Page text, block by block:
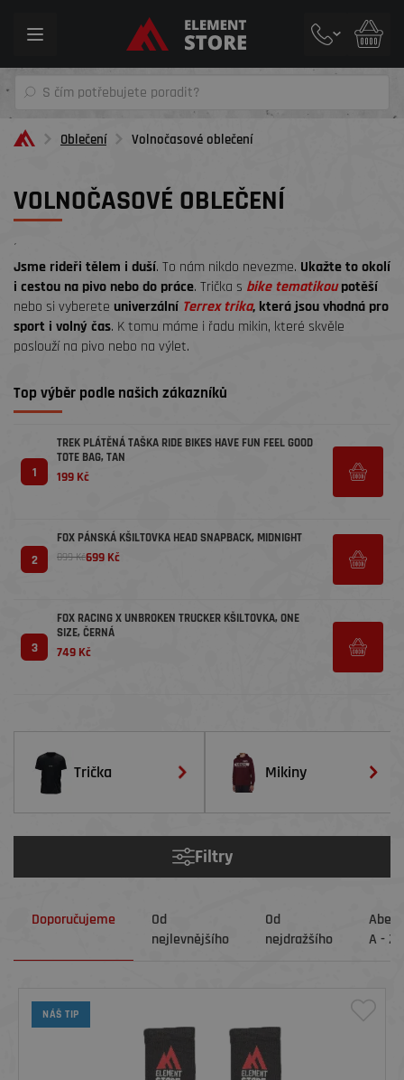
Toggle
Oblečení Volnočasové oblečení
VOLNOČASOVÉ OBLEČENÍ
´
Jsme rideři tělem i duší. To nám nikdo nevezme. Ukažte to okolí
i cestou na pivo nebo do práce. Trička s bike tematikoupotěší
nebo si vyberete univerzální Terrex trika, která jsou vhodná pro
sport i volný čas. K tomu máme i řadu mikin, které skvěle
poslouží na pivo nebo na výlet.
Top výběr podle našich zákazníků
1
TREK PLÁTĚNÁ TAŠKA RIDE BIKES HAVE FUN FEEL GOOD
TOTE BAG, TAN
199 Kč
2
FOX PÁNSKÁ KŠILTOVKA HEAD SNAPBACK, MIDNIGHT
899 Kč699 Kč
3
FOX RACING X UNBROKEN TRUCKER KŠILTOVKA, ONE
SIZE, ČERNÁ
749 Kč
Trička Mikiny
Filtry
Doporučujeme
Od
nejlevnějšího
Od
nejdražšího
A - Z
NÁŠ TIP